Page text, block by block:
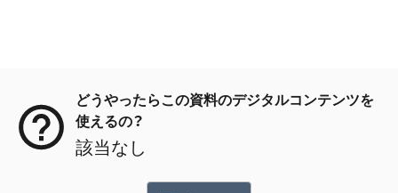
どうやったらこの資料のデジタルコンテンツを
使えるの？
該当なし